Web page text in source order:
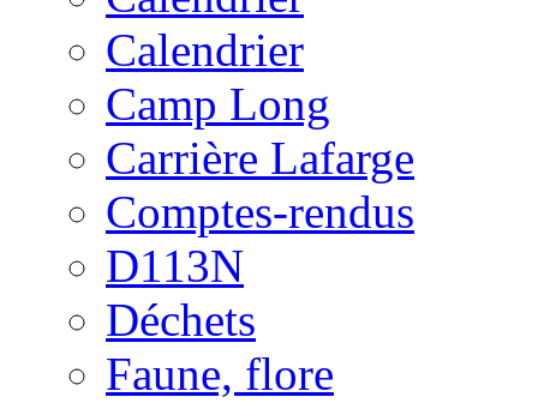
Calendrier
Camp Long
Carrière Lafarge
Comptes-rendus
D113N
Déchets
Faune, flore